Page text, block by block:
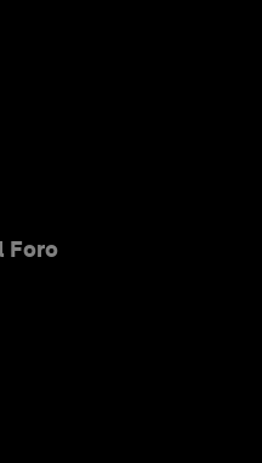
Foro